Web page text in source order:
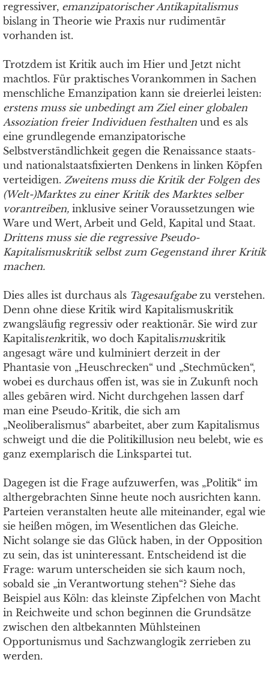
regressiver, emanzipatorischer Antikapitalismus
bislang in Theorie wie Praxis nur rudimentär
vorhanden ist.
Trotzdem ist Kritik auch im Hier und Jetzt nicht
machtlos. Für praktisches Vorankommen in Sachen
menschliche Emanzipation kann sie dreierlei leisten:
erstens muss sie unbedingt am Ziel einer globalen
Assoziation freier Individuen festhalten und es als
eine grundlegende emanzipatorische
Selbstverständlichkeit gegen die Renaissance staats-
und nationalstaatsfixierten Denkens in linken Köpfen
verteidigen. Zweitens muss die Kritik der Folgen des
(Welt-)Marktes zu einer Kritik des Marktes selber
vorantreiben, inklusive seiner Voraussetzungen wie
Ware und Wert, Arbeit und Geld, Kapital und Staat.
Drittens muss sie die regressive Pseudo-
Kapitalismuskritik selbst zum Gegenstand ihrer Kritik
machen.
Dies alles ist durchaus als Tagesaufgabezu verstehen.
Denn ohne diese Kritik wird Kapitalismuskritik
zwangsläufig regressiv oder reaktionär. Sie wird zur
Kapitalistenkritik, wo doch Kapitalismuskritik
angesagt wäre und kulminiert derzeit in der
Phantasie von „Heuschrecken“ und „Stechmücken“,
wobei es durchaus offen ist, was sie in Zukunft noch
alles gebären wird. Nicht durchgehen lassen darf
man eine Pseudo-Kritik, die sich am
„Neoliberalismus“ abarbeitet, aber zum Kapitalismus
schweigt und die die Politikillusion neu belebt, wie es
ganz exemplarisch die Linkspartei tut.
Dagegen ist die Frage aufzuwerfen, was „Politik“ im
althergebrachten Sinne heute noch ausrichten kann.
Parteien veranstalten heute alle miteinander, egal wie
sie heißen mögen, im Wesentlichen das Gleiche.
Nicht solange sie das Glück haben, in der Opposition
zu sein, das ist uninteressant. Entscheidend ist die
Frage: warum unterscheiden sie sich kaum noch,
sobald sie „in Verantwortung stehen“? Siehe das
Beispiel aus Köln: das kleinste Zipfelchen von Macht
in Reichweite und schon beginnen die Grundsätze
zwischen den altbekannten Mühlsteinen
Opportunismus und Sachzwanglogik zerrieben zu
werden.